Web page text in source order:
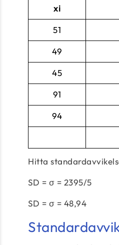
xi
51
49
45
91
94
Hitta
SD = σ = 2395/5
SD = σ = 48,94